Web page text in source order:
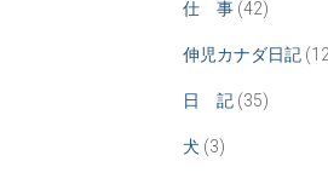
仕 事(42)
伸児カナダ日記
日 記(35)
犬 (3)